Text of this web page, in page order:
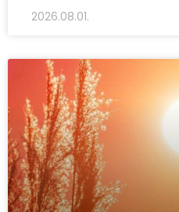
2026.08.01.